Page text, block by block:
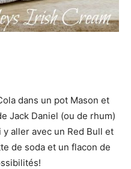
dans un pot Mason et
Jack Daniel (ou de rhum)
aller avec un Red Bull et
de soda et un flacon de